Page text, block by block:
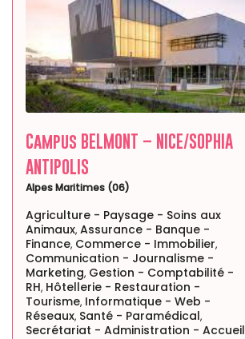
Campus BELMONT – NICE/SOPHIA
ANTIPOLIS
Alpes Maritimes (06)
Agriculture - Paysage - Soins aux
Animaux, Assurance - Banque -
Finance, Commerce - Immobilier,
Communication - Journalisme -
Marketing, Gestion - Comptabilité -
RH, Hôtellerie - Restauration -
Tourisme, Informatique - Web -
Réseaux, Santé - Paramédical,
Secrétariat - Administration - Accueil